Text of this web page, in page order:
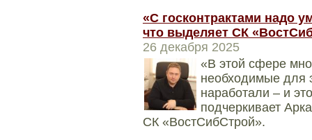
«С госконтрактами надо
что выделяет СК
26 декабря 2025
«В этой сфере
необходимые для
наработали – и
подчеркивает
СК «ВостСибСтрой».